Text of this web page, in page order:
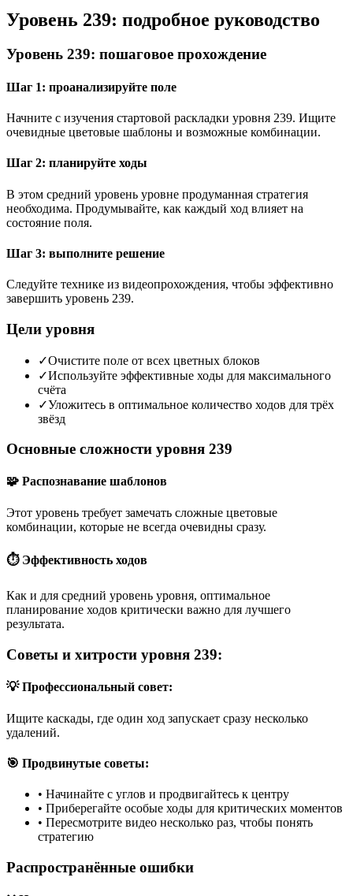
Уровень 239: подробное руководство
Уровень 239: пошаговое прохождение
Шаг 1: проанализируйте поле
Начните с изучения стартовой раскладки уровня 239. Ищите
очевидные цветовые шаблоны и возможные комбинации.
Шаг 2: планируйте ходы
В этом средний уровень уровне продуманная стратегия
необходима. Продумывайте, как каждый ход влияет на
состояние поля.
Шаг 3: выполните решение
Следуйте технике из видеопрохождения, чтобы эффективно
завершить уровень 239.
Цели уровня
✓Очистите поле от всех цветных блоков
✓Используйте эффективные ходы для максимального
счёта
✓Уложитесь в оптимальное количество ходов для трёх
звёзд
Основные сложности уровня 239
🧩 Распознавание шаблонов
Этот уровень требует замечать сложные цветовые
комбинации, которые не всегда очевидны сразу.
⏱️ Эффективность ходов
Как и для средний уровень уровня, оптимальное
планирование ходов критически важно для лучшего
результата.
Советы и хитрости уровня 239:
💡 Профессиональный совет:
Ищите каскады, где один ход запускает сразу несколько
удалений.
🎯 Продвинутые советы:
• Начинайте с углов и продвигайтесь к центру
• Приберегайте особые ходы для критических моментов
• Пересмотрите видео несколько раз, чтобы понять
стратегию
Распространённые ошибки